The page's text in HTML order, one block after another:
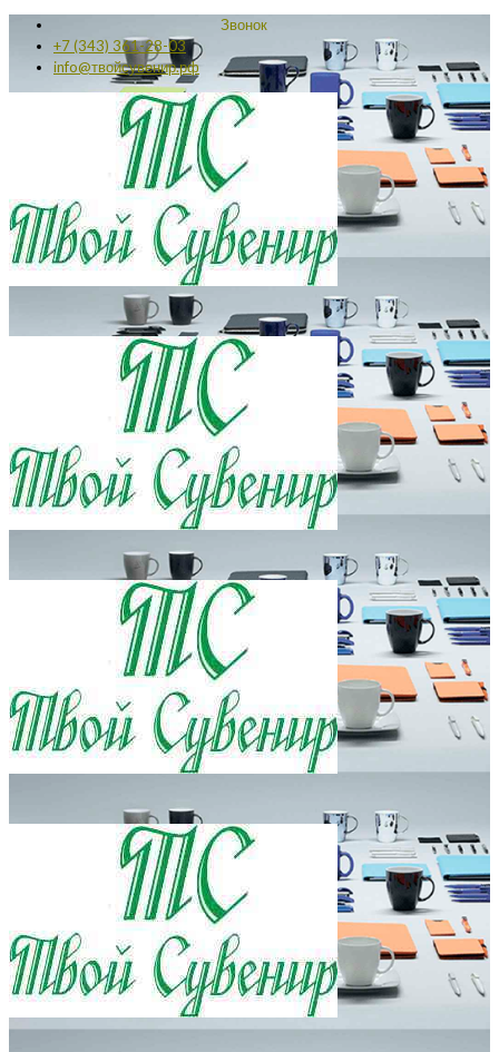
Звонок
+7 (343) 361-28-03
info@твойсувенир.рф